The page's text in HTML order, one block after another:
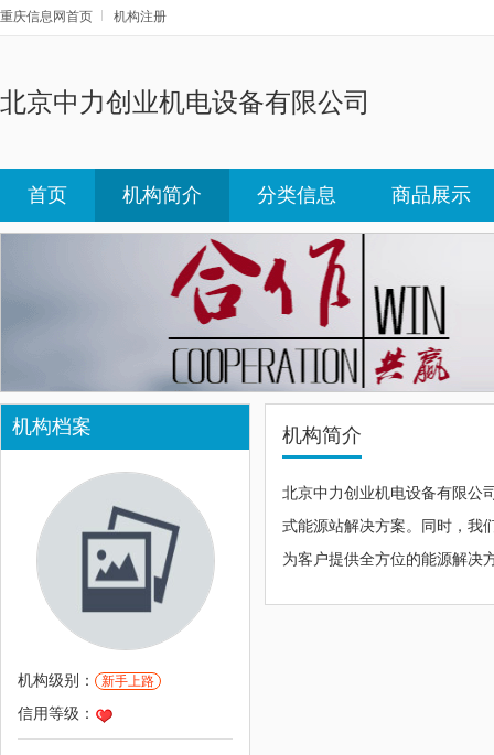
重庆信息网首页 机构注册
北京中力创业机电设备有限公司
首页 机构简介 分类信息 商品展示
机构档案
机构级别： 新手上路
信用等级：
机构简介
北京中力创业机电设备有限公
式能源站解决方案。同时，我
为客户提供全方位的能源解决